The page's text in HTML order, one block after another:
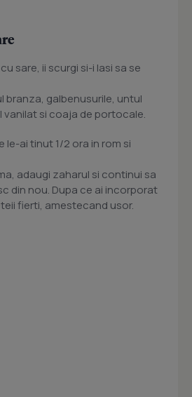
sare, ii scurgi si-i lasi sa se
branza, galbenusurile, untul
si coaja de portocale.
le-ai tinut 1/2 ora in rom si
adaugi zaharul si continui sa
din nou. Dupa ce ai incorporat
fierti, amestecand usor.